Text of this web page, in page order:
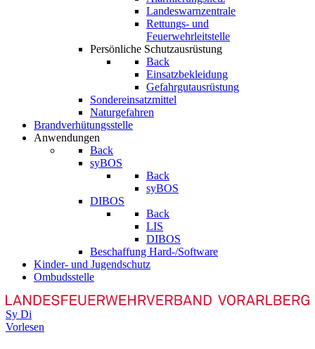
Landeswarnzentrale
Rettungs- und
Feuerwehrleitstelle
Persönliche Schutzausrüstung
Back
Einsatzbekleidung
Gefahrgutausrüstung
Sondereinsatzmittel
Naturgefahren
Brandverhütungsstelle
Anwendungen
Back
syBOS
Back
syBOS
DIBOS
Back
LIS
DIBOS
Beschaffung Hard-/Software
Kinder- und Jugendschutz
Ombudsstelle
Sy Di
Vorlesen